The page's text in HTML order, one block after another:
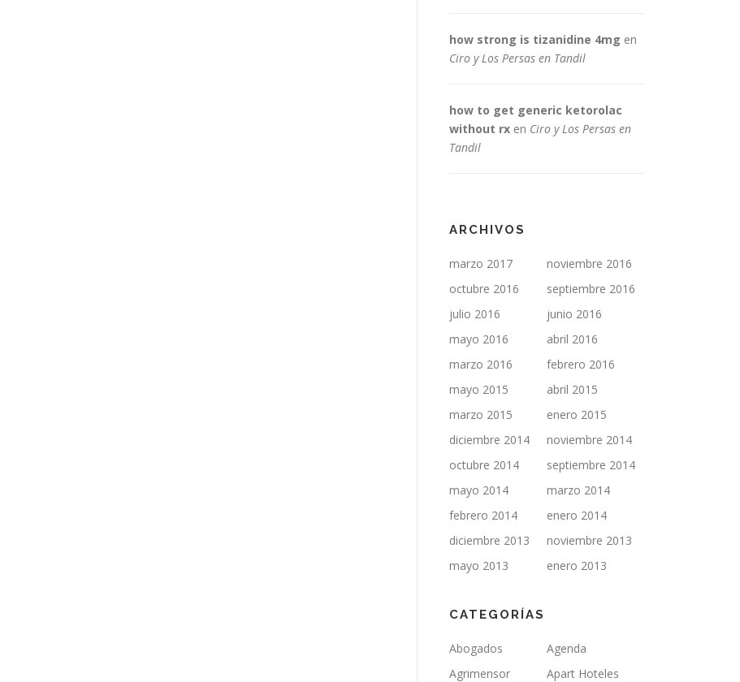
how strong is tizanidine 4mg en
Ciro y Los Persas en Tandil
how to get generic ketorolac
without rx en Ciro y Los Persas en
Tandil
ARCHIVOS
marzo 2017
noviembre 2016
octubre 2016
septiembre 2016
julio 2016
junio 2016
mayo 2016
abril 2016
marzo 2016
febrero 2016
mayo 2015
abril 2015
marzo 2015
enero 2015
diciembre 2014
noviembre 2014
octubre 2014
septiembre 2014
mayo 2014
marzo 2014
febrero 2014
enero 2014
diciembre 2013
noviembre 2013
mayo 2013
enero 2013
CATEGORÍAS
Abogados
Agenda
Agrimensor
Apart Hoteles